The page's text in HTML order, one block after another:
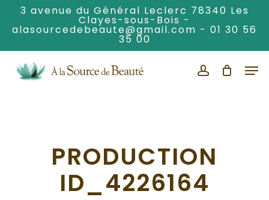
Skip
main
content
3 avenue du Général Leclerc 78340 Les
Clayes-sous-Bois -
alasourcedebeaute@gmail.com - 01 30 56
35 00
account
PRODUCTION
ID_4226164
Menu